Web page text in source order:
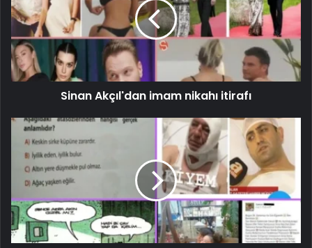
Sinan Akçıl'dan imam nikahı itirafı